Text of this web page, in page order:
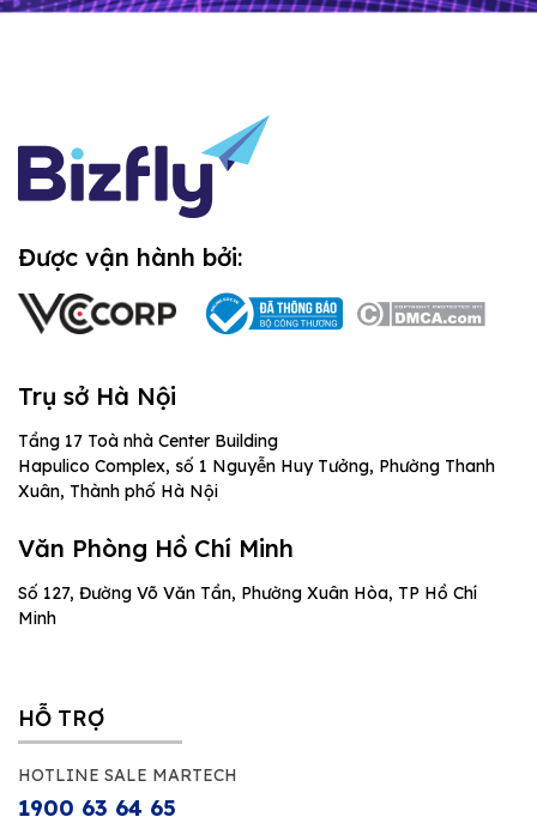
Được vận hành bởi:
Trụ sở Hà Nội
Tầng 17 Toà nhà Center Building
Hapulico Complex, số 1 Nguyễn Huy Tưởng, Phường Thanh
Xuân, Thành phố Hà Nội
Văn Phòng Hồ Chí Minh
Số 127, Đường Võ Văn Tần, Phường Xuân Hòa, TP Hồ Chí
Minh
HỖ TRỢ
HOTLINE SALE MARTECH
1900 63 64 65